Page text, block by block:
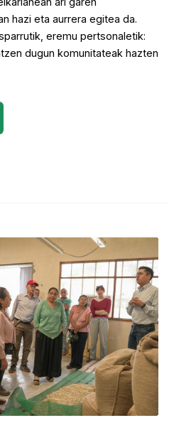
hazi eta aurrera egitea da.
eremu pertsonaletik:
dugun komunitateak hazten